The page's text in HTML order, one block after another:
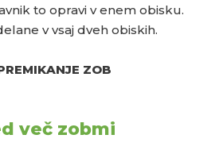
to opravi v enem obisku.
v vsaj dveh obiskih.
ZOB
več zobmi